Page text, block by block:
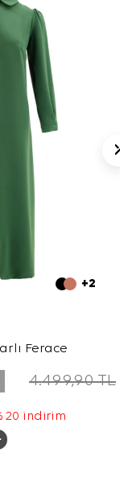
+2
Ferace
4.499,90TL
20 indirim